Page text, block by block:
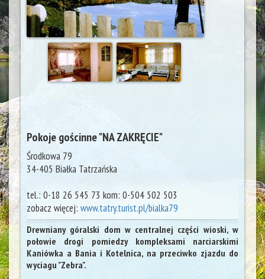
Pokoje gościnne "NA ZAKRĘCIE"
Środkowa 79
34-405 Białka Tatrzańska
tel.: 0-18 26 545 73 kom: 0-504 502 503
zobacz więcej: www.tatry.turist.pl/bialka79
Drewniany góralski dom w centralnej części wioski, w
połowie drogi pomiedzy kompleksami narciarskimi
Kaniówka a Bania i Kotelnica, na przeciwko zjazdu do
wyciagu "Zebra".